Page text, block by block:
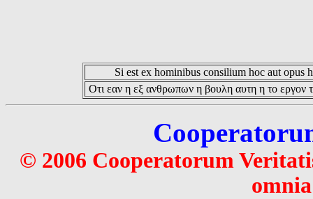
Si est ex hominibus consilium hoc aut opus
Οτι εαν η εξ ανθρωπων η βουλη αυτη η το εργον
© 2006 Cooperatorum